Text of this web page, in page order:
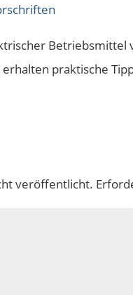
Betriebsmittel
praktische
veröffentlicht.